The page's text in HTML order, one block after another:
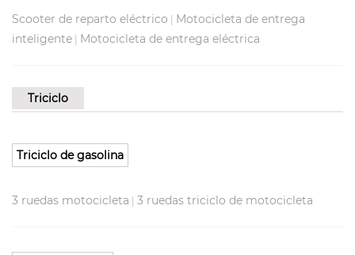
Scooter de reparto eléctrico
Motocicleta de entrega
inteligente
Motocicleta de entrega eléctrica
Triciclo
Triciclo de gasolina
3 ruedas motocicleta 3 ruedas triciclo de motocicleta